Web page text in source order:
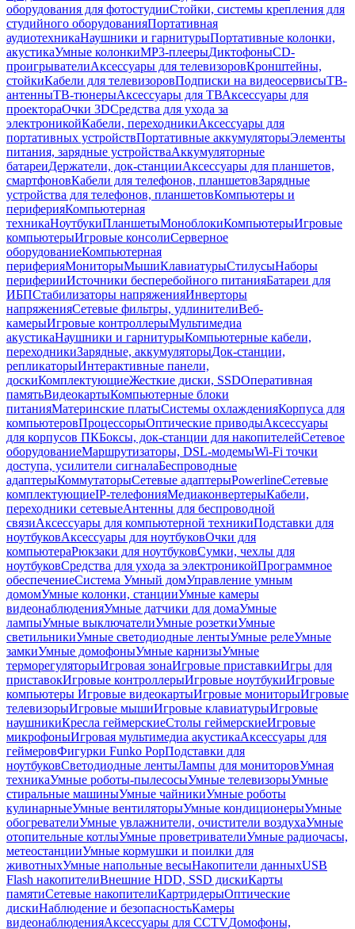
оборудования для фотостудииСтойки, системы крепления для
студийного оборудованияПортативная
аудиотехникаНаушники и гарнитурыПортативные колонки,
акустикаУмные колонкиMP3-плеерыДиктофоныCD-
проигрывателиАксессуары для телевизоровКронштейны,
стойкиКабели для телевизоровПодписки на видеосервисыТВ-
антенныТВ-тюнерыАксессуары для ТВАксессуары для
проектораОчки 3DСредства для ухода за
электроникойКабели, переходникиАксессуары для
портативных устройствПортативные аккумуляторыЭлементы
питания, зарядные устройстваАккумуляторные
батареиДержатели, док-станцииАксессуары для планшетов,
смартфоновКабели для телефонов, планшетовЗарядные
устройства для телефонов, планшетовКомпьютеры и
периферияКомпьютерная
техникаНоутбукиПланшетыМоноблокиКомпьютерыИгровые
компьютерыИгровые консолиСерверное
оборудованиеКомпьютерная
периферияМониторыМышиКлавиатурыСтилусыНаборы
периферииИсточники бесперебойного питанияБатареи для
ИБПСтабилизаторы напряженияИнверторы
напряженияСетевые фильтры, удлинителиВеб-
камерыИгровые контроллерыМультимедиа
акустикаНаушники и гарнитурыКомпьютерные кабели,
переходникиЗарядные, аккумуляторыДок-станции,
репликаторыИнтерактивные панели,
доскиКомплектующиеЖесткие диски, SSDОперативная
памятьВидеокартыКомпьютерные блоки
питанияМатеринские платыСистемы охлажденияКорпуса для
компьютеровПроцессорыОптические приводыАксессуары
для корпусов ПКБоксы, док-станции для накопителейСетевое
оборудованиеМаршрутизаторы, DSL-модемыWi-Fi точки
доступа, усилители сигналаБеспроводные
адаптерыКоммутаторыСетевые адаптерыPowerlineСетевые
комплектующиеIP-телефонияМедиаконвертерыКабели,
переходники сетевыеАнтенны для беспроводной
связиАксессуары для компьютерной техникиПодставки для
ноутбуковАксессуары для ноутбуковОчки для
компьютераРюкзаки для ноутбуковСумки, чехлы для
ноутбуковСредства для ухода за электроникойПрограммное
обеспечениеСистема Умный домУправление умным
домомУмные колонки, станцииУмные камеры
видеонаблюденияУмные датчики для домаУмные
лампыУмные выключателиУмные розеткиУмные
светильникиУмные светодиодные лентыУмные релеУмные
замкиУмные домофоныУмные карнизыУмные
терморегуляторыИгровая зонаИгровые приставкиИгры для
приставокИгровые контроллерыИгровые ноутбукиИгровые
компьютеры Игровые видеокартыИгровые мониторыИгровые
телевизорыИгровые мышиИгровые клавиатурыИгровые
наушникиКресла геймерскиеСтолы геймерскиеИгровые
микрофоныИгровая мультимедиа акустикаАксессуары для
геймеровФигурки Funko PopПодставки для
ноутбуковСветодиодные лентыЛампы для мониторовУмная
техникаУмные роботы-пылесосыУмные телевизорыУмные
стиральные машиныУмные чайникиУмные роботы
кулинарныеУмные вентиляторыУмные кондиционерыУмные
обогревателиУмные увлажнители, очистители воздухаУмные
отопительные котлыУмные проветривателиУмные радиочасы,
метеостанцииУмные кормушки и поилки для
животныхУмные напольные весыНакопители данныхUSB
Flash накопителиВнешние HDD, SSD дискиКарты
памятиСетевые накопителиКартридерыОптические
дискиНаблюдение и безопасностьКамеры
видеонаблюденияАксессуары для CCTVДомофоны,